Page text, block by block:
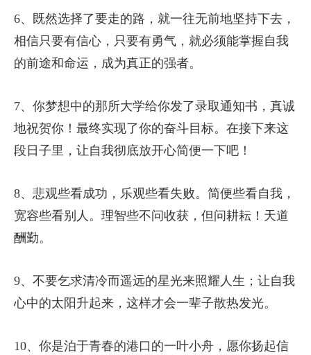
6、既然选择了要走的路，就一往无前地坚持下去，
相信只要有信心，只要有勇气，就必须能掌握自我
的前途和命运，成为真正的强者。
7、你梦想中的那所大学给你发了录取通知书，真诚
地祝贺你！最终实现了你的奋斗目标。在接下来这
段日子里，让自我彻底放开心简便一下吧！
8、悲观些看成功，乐观些看失败。简便些看自我，
宽容些看别人。理智些不问收获，但问耕耘！天道
酬勤。
9、不要乞求清冷而遥远的星光来照耀人生；让自我
心中的太阳升起来，这样才会一辈子散热发光。
10、你是泊于青春的港口的一叶小舟，愿你扬起信